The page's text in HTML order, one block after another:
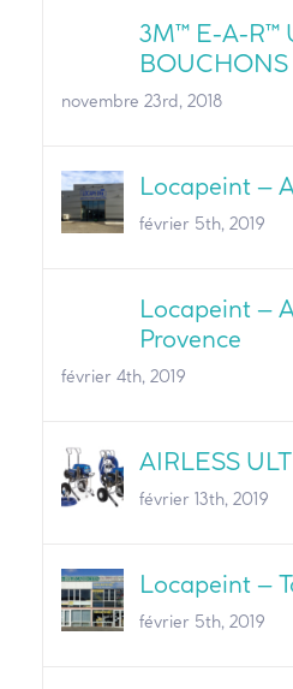
3M™ E-A-R™
BOUCHONS
novembre 23rd, 2018
Locapeint –
février 5th, 2019
Locapeint –
Provence
février 4th, 2019
AIRLESS
février 13th, 2019
Locapeint –
février 5th, 2019